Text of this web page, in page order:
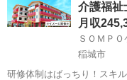
も関われます。日々の食事
介護福祉
月収
稲城市
研修体制はばっちり！スキ